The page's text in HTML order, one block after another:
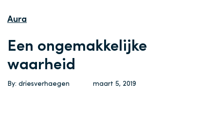
Aura
Een ongemakkelijke
waarheid
By: driesverhaegen maart 5, 2019